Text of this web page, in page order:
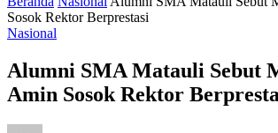
Sosok Rektor Berprestasi
Nasional
Alumni SMA Matauli Sebut
Amin Sosok Rektor